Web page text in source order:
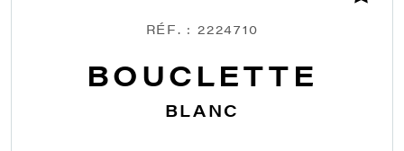
RÉF. : 2224710
BOUCLETTE
BLANC